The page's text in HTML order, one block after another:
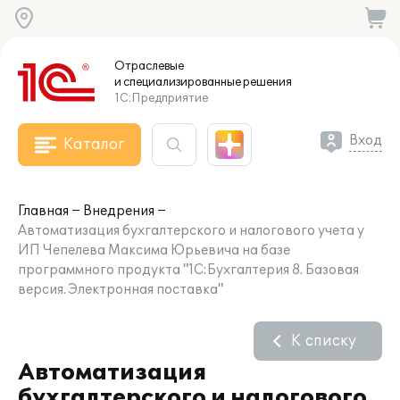
Отраслевые
и специализированныерешения
1С:Предприятие
Каталог Вход
Главная
Внедрения
Автоматизация бухгалтерского и налогового учета у
ИП Чепелева Максима Юрьевича на базе
программного продукта "1С:Бухгалтерия 8. Базовая
версия. Электронная поставка"
Автоматизация
К списку